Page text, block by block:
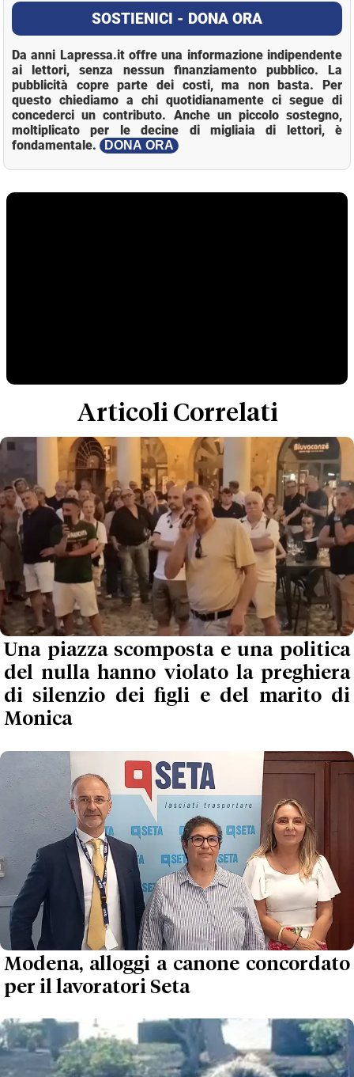
SOSTIENICI - DONA ORA
Da anni Lapressa.it offre una informazione indipendente
ai lettori, senza nessun finanziamento pubblico. La
pubblicità copre parte dei costi, ma non basta. Per
questo chiediamo a chi quotidianamente ci segue di
concederci un contributo. Anche un piccolo sostegno,
moltiplicato per le decine di migliaia di lettori, è
fondamentale.
DONA ORA
Articoli Correlati
Una piazza scomposta e una politica
del nulla hanno violato la preghiera
di silenzio dei figli e del marito di
Monica
Modena, alloggi a canone concordato
per il lavoratori Seta